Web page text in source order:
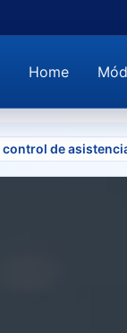
Home
control de